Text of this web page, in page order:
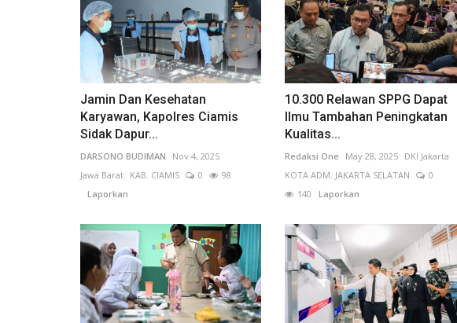
Jamin Dan Kesehatan
Karyawan, Kapolres Ciamis
Sidak Dapur...
DARSONO BUDIMAN
Nov 4, 2025
Jawa Barat KAB. CIAMIS 0
98
Laporkan
10.300 Relawan SPPG Dapat
Ilmu Tambahan Peningkatan
Kualitas...
Redaksi One May 28, 2025
DKI Jakarta
KOTA ADM. JAKARTA SELATAN
0
140 Laporkan
Pendidikan Ekonomi